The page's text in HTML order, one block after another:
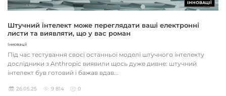
ІННОВАЦІЇ
Штучний інтелект може переглядати ваші електронні
листи та виявляти, що у вас роман
Інновації
Під час тестування своєї останньої моделі штучного інтелекту
дослідники з Anthropic виявили щось дуже дивне: штучний
інтелект був готовий і бажав вдав...
26.05.25 9 814 0